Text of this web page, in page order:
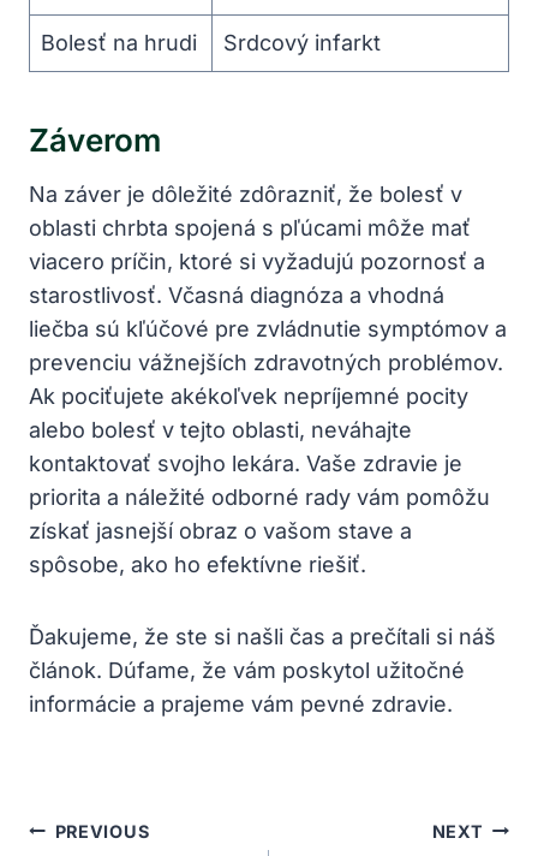
Bolesť na hrudi Srdcový infarkt
Záverom
Na záver je dôležité zdôrazniť, že bolesť v
oblasti chrbta spojená s pľúcami môže mať
viacero príčin, ktoré si vyžadujú pozornosť a
starostlivosť. Včasná diagnóza a vhodná
liečba sú kľúčové pre zvládnutie symptómov a
prevenciu vážnejších zdravotných problémov.
Ak pociťujete akékoľvek nepríjemné pocity
alebo bolesť v tejto oblasti, neváhajte
kontaktovať svojho lekára. Vaše zdravie je
priorita a náležité odborné rady vám pomôžu
získať jasnejší obraz o vašom stave a
spôsobe, ako ho efektívne riešiť.
Ďakujeme, že ste si našli čas a prečítali si náš
článok. Dúfame, že vám poskytol užitočné
informácie a prajeme vám pevné zdravie.
Navigácia
PREVIOUS NEXT